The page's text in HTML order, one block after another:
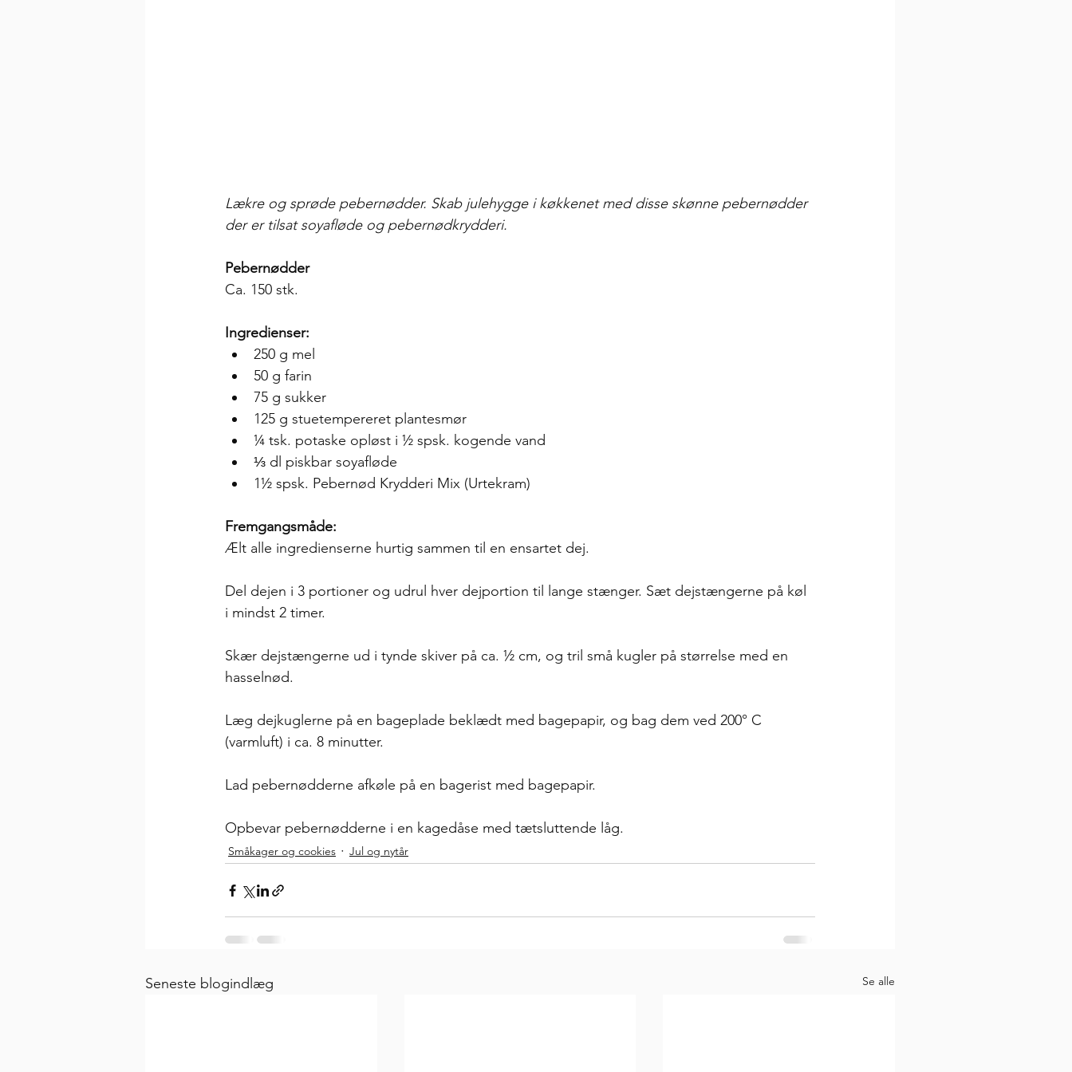
Lækre og sprøde pebernødder. Skab julehygge i køkkenet med disse skønne pebernødder
der er tilsat soyafløde og pebernødkrydderi.
Pebernødder
Ca. 150 stk.
Ingredienser:
250 g mel
50 g farin
75 g sukker
125 g stuetempereret plantesmør
¼ tsk. potaske opløst i ½ spsk. kogende vand
⅓ dl piskbar soyafløde
1½ spsk. Pebernød Krydderi Mix (Urtekram)
Fremgangsmåde:
Ælt alle ingredienserne hurtig sammen til en ensartet dej.
Del dejen i 3 portioner og udrul hver dejportion til lange stænger. Sæt dejstængerne på køl
i mindst 2 timer.
Skær dejstængerne ud i tynde skiver på ca. ½ cm, og tril små kugler på størrelse med en
hasselnød.
Læg dejkuglerne på en bageplade beklædt med bagepapir, og bag dem ved 200° C
(varmluft) i ca. 8 minutter.
Lad pebernødderne afkøle på en bagerist med bagepapir.
Opbevar pebernødderne i en kagedåse med tætsluttende låg.
Småkager og cookies Jul og nytår
Seneste blogindlæg Se alle